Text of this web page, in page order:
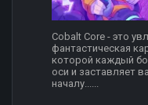
Cobalt Core - это
фантастическая
которой каждый
оси и заставляет
началу......